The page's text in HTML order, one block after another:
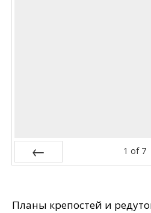
1 of 7
Планы крепостей и